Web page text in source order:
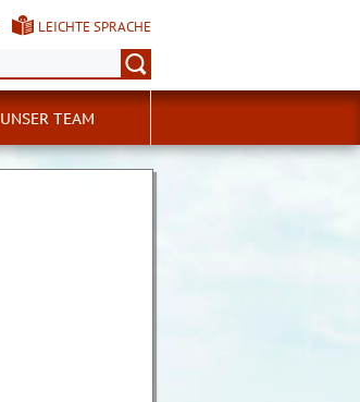
LEICHTE SPRACHE
UNSER TEAM